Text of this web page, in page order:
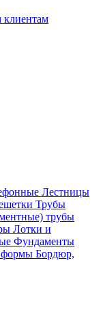
Лестницы
Трубы
трубы
Лотки и
Фундаменты
формы Бордюр,